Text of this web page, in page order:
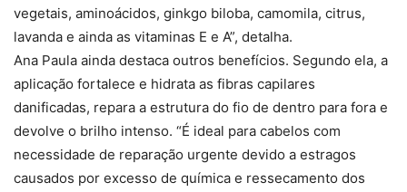
vegetais, aminoácidos, ginkgo biloba, camomila, citrus,
lavanda e ainda as vitaminas E e A”, detalha.
Ana Paula ainda destaca outros benefícios. Segundo ela, a
aplicação fortalece e hidrata as fibras capilares
danificadas, repara a estrutura do fio de dentro para fora e
devolve o brilho intenso. “É ideal para cabelos com
necessidade de reparação urgente devido a estragos
causados por excesso de química e ressecamento dos